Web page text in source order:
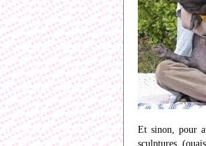
Et sinon, pour
sculptures